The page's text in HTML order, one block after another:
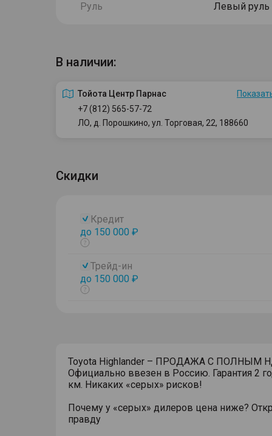
Руль Левый руль
В наличии:
Тойота Центр Парнас
+7 (812) 565-57-72
ЛО, д. Порошкино, ул. Торговая, 22, 188660
Скидки
Кредит
до 150 000 ₽
Показать
Трейд-ин
до 150 000 ₽
Показать
Toyota Highlander – ПРОДАЖА С ПОЛНЫМ
Официально ввезен в Россию. Гарантия 2
км. Никаких «серых» рисков!
Почему у «серых» дилеров цена ниже?
правду